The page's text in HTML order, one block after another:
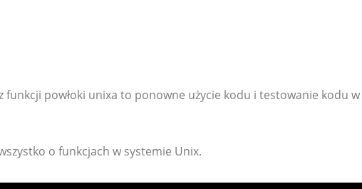
funkcji powłoki unixa to ponowne użycie kodu i testowanie kodu w
o funkcjach w systemie Unix.